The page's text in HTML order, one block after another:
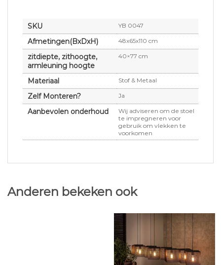
SKU YB 0047
Afmetingen(BxDxH) 48x65x110 cm
zitdiepte, zithoogte,
armleuning hoogte
40×77 cm
Materiaal Stof & Metaal
Zelf Monteren? Ja
Aanbevolen onderhoud
Wij adviseren om de stoel
te impregneren voor
gebruik om vlekken te
voorkomen
Anderen bekeken ook